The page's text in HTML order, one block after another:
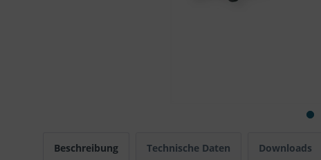
Beschreibung Technische Daten Downloads